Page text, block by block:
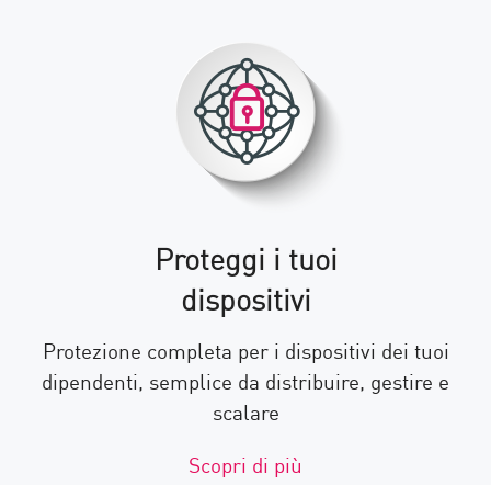
Proteggi i tuoi
dispositivi
Protezione completa per i dispositivi dei tuoi
dipendenti, semplice da distribuire, gestire e
scalare
Scopri di più